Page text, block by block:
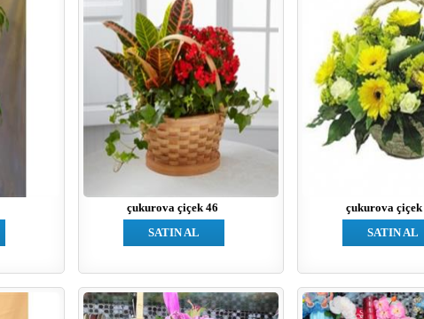
çukurova çiçek 46
SATIN AL
çukurova çiçek
SATIN AL